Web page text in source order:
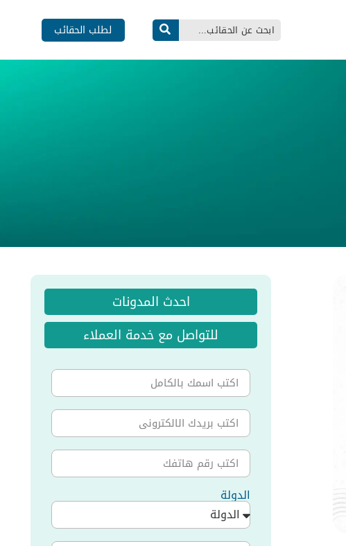
لطلب الحقائب
احدث المدونات
للتواصل مع خدمة العملاء
الدولة